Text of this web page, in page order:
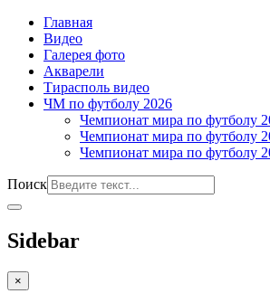
Главная
Видео
Галерея фото
Акварели
Тирасполь видео
ЧМ по футболу 2026
Чемпионат мира по футболу
Чемпионат мира по футболу
Чемпионат мира по футболу
Поиск
Sidebar
×